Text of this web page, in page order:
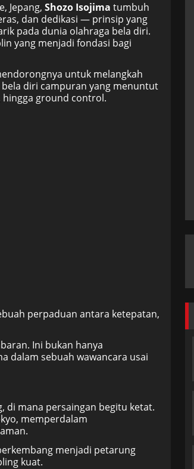
Jepang, Shozo Isojima tumbuh
dan dedikasi — prinsip yang
pada dunia olahraga bela diri.
yang menjadi fondasi bagi
untuk melangkah
diri campuran yang menuntut
ground control.
perpaduan antara ketepatan,
Ini bukan hanya
dalam sebuah wawancara usai
di mana persaingan begitu ketat.
memperdalam
menjadi petarung
kuat.